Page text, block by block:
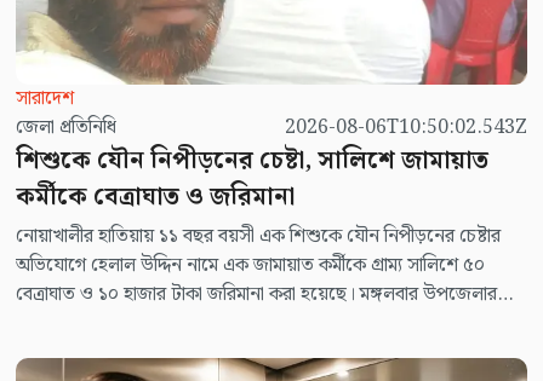
সারাদেশ
জেলা প্রতিনিধি
2026-08-06T10:50:02.543Z
শিশুকে যৌন নিপীড়নের চেষ্টা, সালিশে জামায়াত
কর্মীকে বেত্রাঘাত ও জরিমানা
নোয়াখালীর হাতিয়ায় ১১ বছর বয়সী এক শিশুকে যৌন নিপীড়নের চেষ্টার
অভিযোগে হেলাল উদ্দিন নামে এক জামায়াত কর্মীকে গ্রাম্য সালিশে ৫০
বেত্রাঘাত ও ১০ হাজার টাকা জরিমানা করা হয়েছে। মঙ্গলবার উপজেলার
পেশায় পল্লী চিকিৎসক। স্থানীয়দের দাবি, তিনি জামায়াতের কর্মসূচিতে